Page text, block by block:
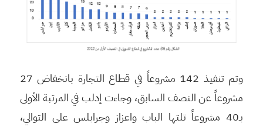
وتم تنفيذ 142 مشروعاً في قطاع التجارة بانخفاض 27
مشروعاً عن النصف السابق، وجاءت إدلب في المرتبة الأولى
بـ40 مشروعاً تلتها الباب واعزاز وجرابلس على التوالي،